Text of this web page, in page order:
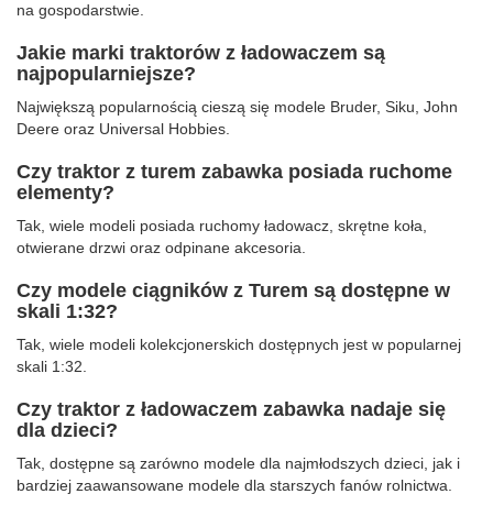
na gospodarstwie.
Jakie marki traktorów z ładowaczem są
najpopularniejsze?
Największą popularnością cieszą się modele Bruder, Siku, John
Deere oraz Universal Hobbies.
Czy traktor z turem zabawka posiada ruchome
elementy?
Tak, wiele modeli posiada ruchomy ładowacz, skrętne koła,
otwierane drzwi oraz odpinane akcesoria.
Czy modele ciągników z Turem są dostępne w
skali 1:32?
Tak, wiele modeli kolekcjonerskich dostępnych jest w popularnej
skali 1:32.
Czy traktor z ładowaczem zabawka nadaje się
dla dzieci?
Tak, dostępne są zarówno modele dla najmłodszych dzieci, jak i
bardziej zaawansowane modele dla starszych fanów rolnictwa.